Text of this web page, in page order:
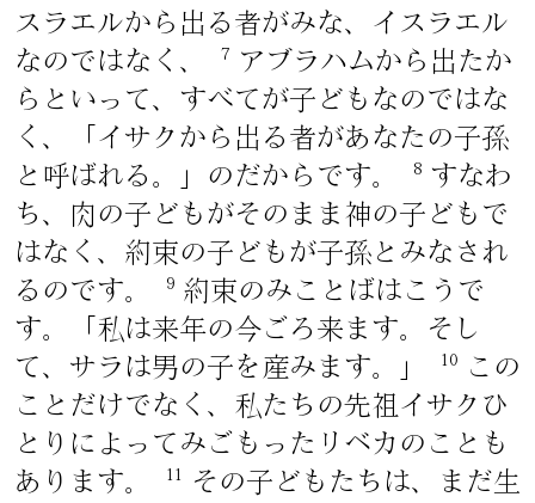
スラエルから出る者がみな、イスラエル
なのではなく、
7
アブラハムから出たか
らといって、すべてが子どもなのではな
く、「イサクから出る者があなたの子孫
と呼ばれる。」のだからです。
8
すなわ
ち、肉の子どもがそのまま神の子どもで
はなく、約束の子どもが子孫とみなされ
るのです。
9 約束のみことばはこうで
す。「私は来年の今ごろ来ます。そし
て、サラは男の子を産みます。」
10
この
ことだけでなく、私たちの先祖イサクひ
とりによってみごもったリベカのことも
あります。
11
その子どもたちは、まだ生